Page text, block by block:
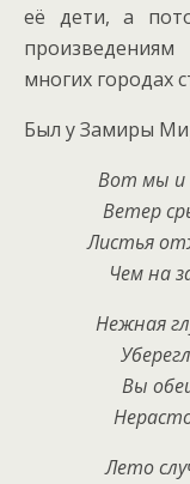
её дети, а
многих городах
Был у Замиры
Вот мы и
Ветер
Листья
Чем на
Нежная
Вы
Лето